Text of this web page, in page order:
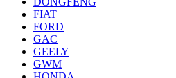
FIAT
FORD
GAC
GEELY
GWM